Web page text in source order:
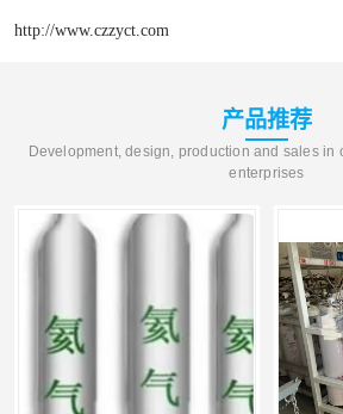
http://www.czzyct.com
产品推荐
Development, design, production and sales in
enterprises